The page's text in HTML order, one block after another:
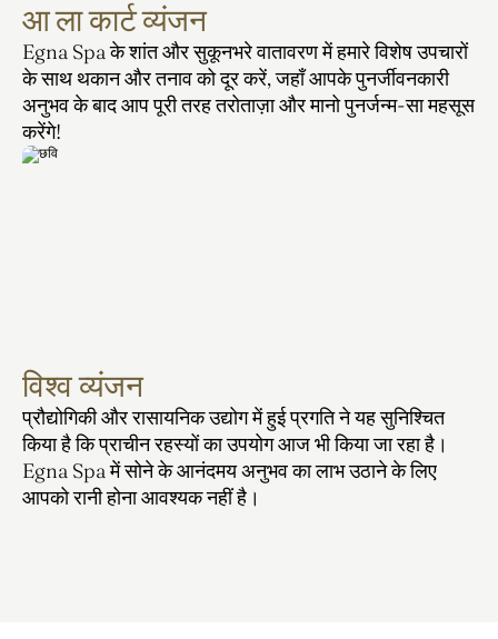
आ ला कार्ट व्यंजन
Egna Spa के शांत और सुकूनभरे वातावरण में हमारे विशेष उपचारों
के साथ थकान और तनाव को दूर करें, जहाँ आपके पुनर्जीवनकारी
अनुभव के बाद आप पूरी तरह तरोताज़ा और मानो पुनर्जन्म-सा महसूस
करेंगे!
विश्व व्यंजन
प्रौद्योगिकी और रासायनिक उद्योग में हुई प्रगति ने यह सुनिश्चित
किया है कि प्राचीन रहस्यों का उपयोग आज भी किया जा रहा है।
Egna Spa में सोने के आनंदमय अनुभव का लाभ उठाने के लिए
आपको रानी होना आवश्यक नहीं है।